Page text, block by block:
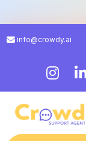
info@crowdy.ai